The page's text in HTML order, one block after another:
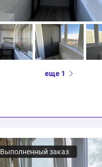
еще 1
Выполненный заказ